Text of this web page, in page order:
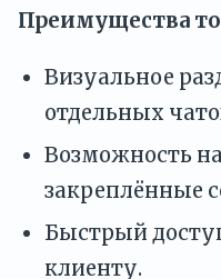
Преимущества
Визуальное
отдельных
Возможность
закреплённые
Быстрый
клиенту.